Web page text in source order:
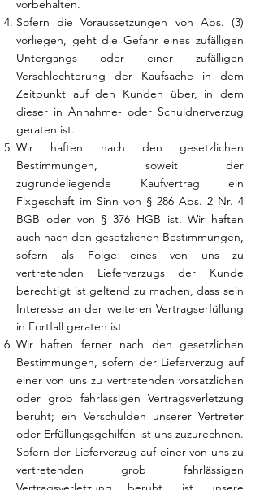
vorbehalten.
Sofern die Voraussetzungen von Abs. (3)
vorliegen, geht die Gefahr eines zufälligen
Untergangs oder einer zufälligen
Verschlechterung der Kaufsache in dem
Zeitpunkt auf den Kunden über, in dem
dieser in Annahme- oder Schuldnerverzug
geraten ist.
Wir haften nach den gesetzlichen
Bestimmungen, soweit der
zugrundeliegende Kaufvertrag ein
Fixgeschäft im Sinn von § 286 Abs. 2 Nr. 4
BGB oder von § 376 HGB ist. Wir haften
auch nach den gesetzlichen Bestimmungen,
sofern als Folge eines von uns zu
vertretenden Lieferverzugs der Kunde
berechtigt ist geltend zu machen, dass sein
Interesse an der weiteren Vertragserfüllung
in Fortfall geraten ist.
Wir haften ferner nach den gesetzlichen
Bestimmungen, sofern der Lieferverzug auf
einer von uns zu vertretenden vorsätzlichen
oder grob fahrlässigen Vertragsverletzung
beruht; ein Verschulden unserer Vertreter
oder Erfüllungsgehilfen ist uns zuzurechnen.
Sofern der Lieferverzug auf einer von uns zu
vertretenden grob fahrlässigen